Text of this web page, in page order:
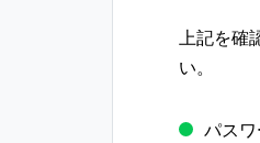
上記を確
い。
パス